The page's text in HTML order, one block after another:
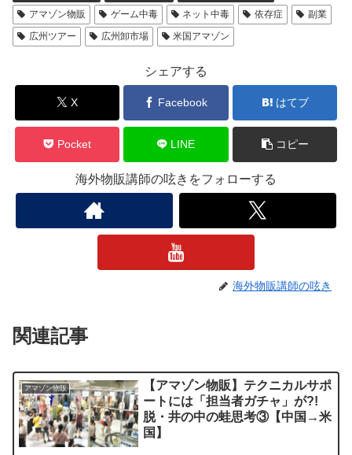
アマゾン物販 ゲーム中毒 ネット中毒 依存症
副業
広州ツアー
広州卸市場 米国アマゾン
シェアする
X Facebook はてブ
Pocket LINE コピー
海外物販講師の呟きをフォローする
海外物販講師の呟き
関連記事
アマゾン物販
【アマゾン物販】テクニカルサポ
ートには「担当者ガチャ」が?!
脱・井の中の蛙思考③【中国→米
国】